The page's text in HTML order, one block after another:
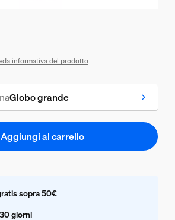
104,99
informativa del prodotto
Globo grande
Aggiungi al carrello
sopra 50€
giorni